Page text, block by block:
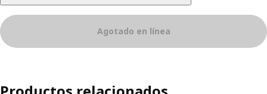
Agotado en línea